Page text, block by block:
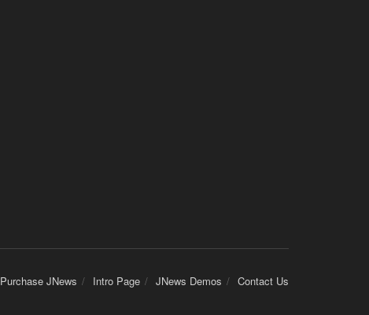
Purchase JNews Intro Page JNews Demos Contact Us